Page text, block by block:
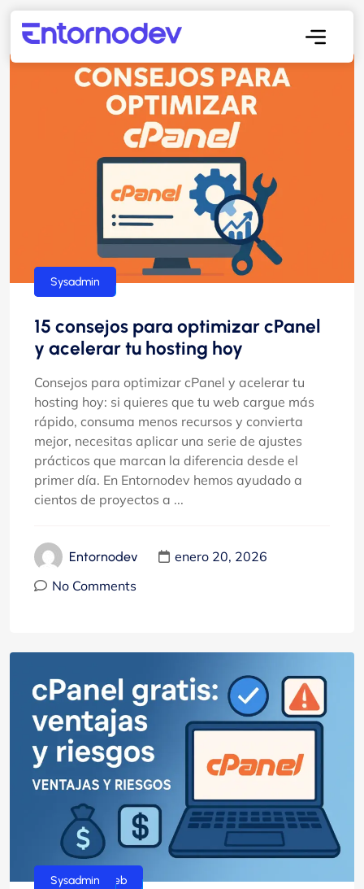
hosting
Sysadmin
15 consejos para optimizar cPanel
y acelerar tu hosting hoy
Consejos para optimizar cPanel y acelerar tu
hosting hoy: si quieres que tu web cargue más
rápido, consuma menos recursos y convierta
mejor, necesitas aplicar una serie de ajustes
prácticos que marcan la diferencia desde el
primer día. En Entornodev hemos ayudado a
cientos de proyectos a ...
Entornodev
enero 20, 2026
No Comments
Desarrollo web
hosting
Sysadmin